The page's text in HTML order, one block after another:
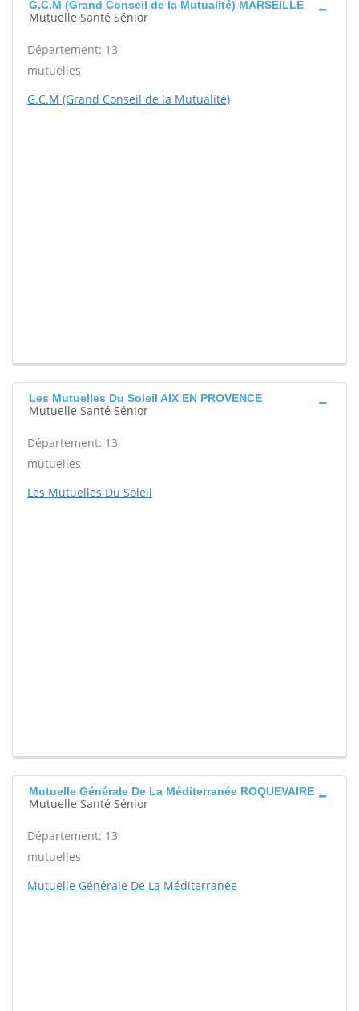
G.C.M (Grand Conseil de la Mutualité) MARSEILLE
Mutuelle Santé Sénior
Département: 13
mutuelles
G.C.M (Grand Conseil de la Mutualité)
Les Mutuelles Du Soleil AIX EN PROVENCE
Mutuelle Santé Sénior
Département: 13
mutuelles
Les Mutuelles Du Soleil
Mutuelle Générale De La Méditerranée ROQUEVAIRE
Mutuelle Santé Sénior
Département: 13
mutuelles
Mutuelle Générale De La Méditerranée